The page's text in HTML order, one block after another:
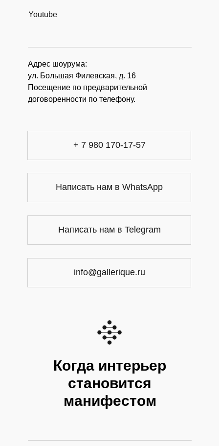
Адрес шоурума:
ул. Большая Филевская, д. 16
Посещение по предварительной
договоренности по телефону.
Когда интерьер
становится
манифестом
+ 7 980 170-17-57
Написать нам в WhatsApp
info@gallerique.ru
Написать нам в Telegram
Youtube